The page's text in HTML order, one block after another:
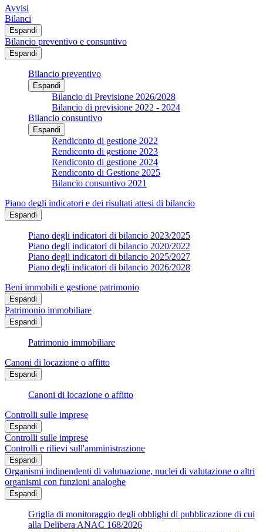
Avvisi
Bilanci
Espandi
Bilancio preventivo e consuntivo
Espandi
Bilancio preventivo
Espandi
Bilancio di Previsione 2026/2028
Bilancio di previsione 2022 - 2024
Bilancio consuntivo
Espandi
Rendiconto di gestione 2022
Rendiconto di gestione 2023
Rendiconto di gestione 2024
Rendiconto di Gestione 2025
Bilancio consuntivo 2021
Piano degli indicatori e dei risultati attesi di bilancio
Espandi
Piano degli indicatori di bilancio 2023/2025
Piano degli indicatori di bilancio 2020/2022
Piano degli indicatori di bilancio 2025/2027
Piano degli indicatori di bilancio 2026/2028
Beni immobili e gestione patrimonio
Espandi
Patrimonio immobiliare
Espandi
Patrimonio immobiliare
Canoni di locazione o affitto
Espandi
Canoni di locazione o affitto
Controlli sulle imprese
Espandi
Controlli sulle imprese
Controlli e rilievi sull'amministrazione
Espandi
Organismi indipendenti di valutuazione, nuclei di valutazione o altri
organismi con funzioni analoghe
Espandi
Griglia di monitoraggio degli obblighi di pubblicazione di cui
alla Delibera ANAC 168/2026